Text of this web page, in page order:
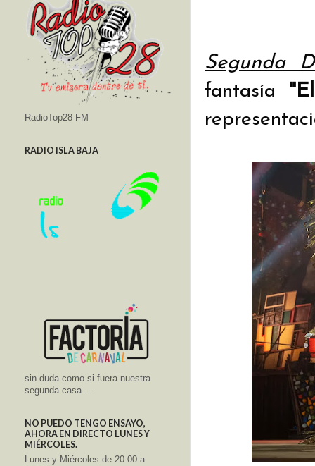
Segunda
fantasía
RadioTop28 FM
RADIO ISLA BAJA
sin duda como si fuera nuestra
segunda casa....
NO PUEDO TENGO ENSAYO,
AHORA EN DIRECTO LUNES Y
MIÉRCOLES.
Lunes y Miércoles de 20:00 a